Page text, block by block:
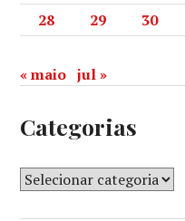
28
29 30
« maio jul »
Categorias